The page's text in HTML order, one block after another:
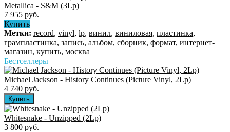
Metallica - S&M (3Lp)
7 955 руб.
Купить
Метки: record, vinyl, lp, винил, виниловая, пластинка,
грампластинка, запись, альбом, сборник, формат, интернет-
магазин, купить, москва
Бестселлеры
Michael Jackson - History Continues (Picture Vinyl, 2Lp)
4 740 руб.
Whitesnake - Unzipped (2Lp)
3 800 руб.